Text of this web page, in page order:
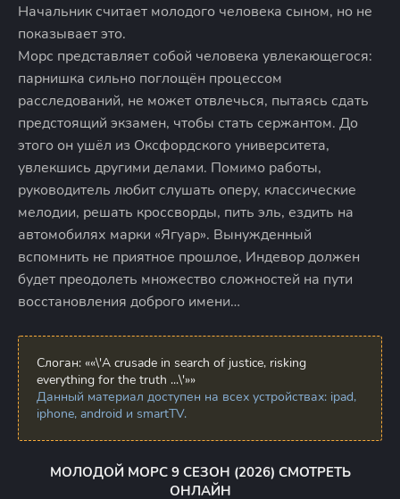
Начальник считает молодого человека сыном, но не
показывает это.
Морс представляет собой человека увлекающегося:
парнишка сильно поглощён процессом
расследований, не может отвлечься, пытаясь сдать
предстоящий экзамен, чтобы стать сержантом. До
этого он ушёл из Оксфордского университета,
увлекшись другими делами. Помимо работы,
руководитель любит слушать оперу, классические
мелодии, решать кроссворды, пить эль, ездить на
автомобилях марки «Ягуар». Вынужденный
вспомнить не приятное прошлое, Индевор должен
будет преодолеть множество сложностей на пути
восстановления доброго имени…
Слоган: ««\'A crusade in search of justice, risking
everything for the truth ...\'»»
Данный материал доступен на всех устройствах: ipad,
iphone, android и smartTV.
МОЛОДОЙ МОРС 9 СЕЗОН (2026) СМОТРЕТЬ
ОНЛАЙН